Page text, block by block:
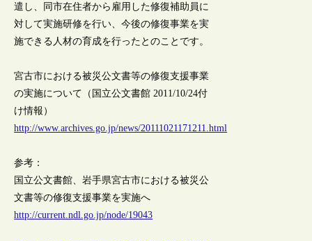
遣し、同市在住者から雇用した修復補助員に
対して実施研修を行い、今後の修復事業を実
施できる人材の育成を行ったとのことです。
宮古市における被災公文書等の修復支援事業
の実施について（国立公文書館 2011/10/24付
け情報）
http://www.archives.go.jp/news/20111021171211.html
参考：
国立公文書館、岩手県宮古市における被災公
文書等の修復支援事業を実施へ
http://current.ndl.go.jp/node/19043